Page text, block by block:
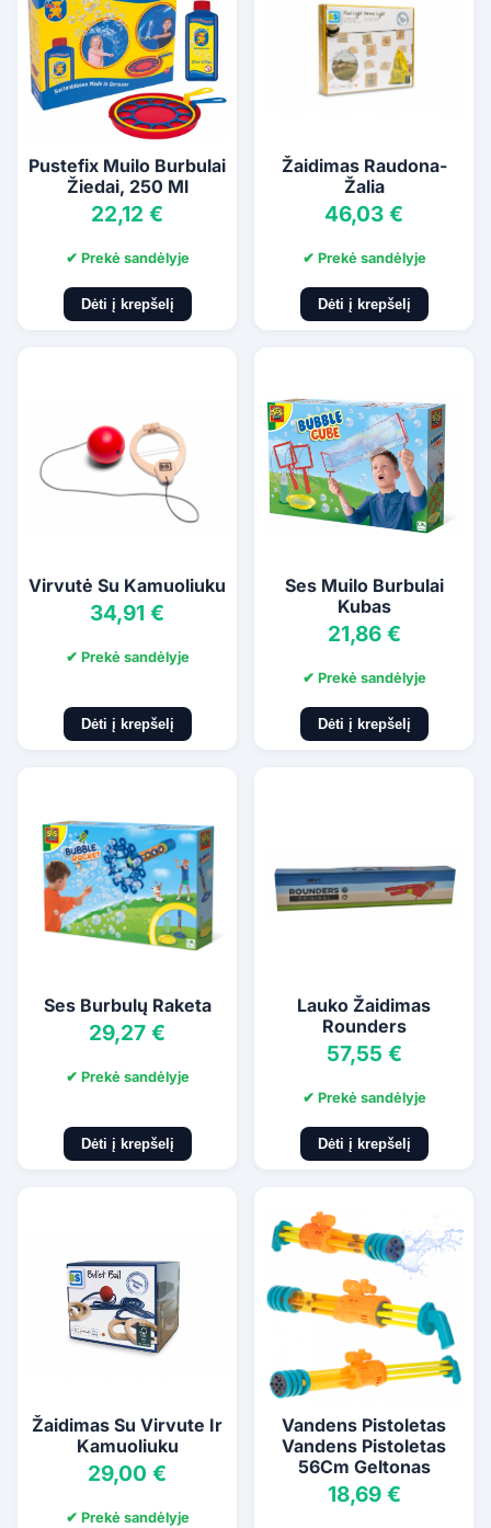
Pustefix Muilo Burbulai
Žiedai, 250 Ml
22,12 €
✔ Prekė sandėlyje
Dėti į krepšelį
Žaidimas Raudona-
Žalia
46,03 €
✔ Prekė sandėlyje
Dėti į krepšelį
Virvutė Su Kamuoliuku
34,91 €
✔ Prekė sandėlyje
Dėti į krepšelį
Ses Muilo Burbulai
Kubas
21,86 €
✔ Prekė sandėlyje
Dėti į krepšelį
Ses Burbulų Raketa
29,27 €
✔ Prekė sandėlyje
Dėti į krepšelį
Lauko Žaidimas
Rounders
57,55 €
✔ Prekė sandėlyje
Dėti į krepšelį
Žaidimas Su Virvute Ir
Kamuoliuku
29,00 €
✔ Prekė sandėlyje
Vandens Pistoletas
Vandens Pistoletas
56Cm Geltonas
18,69 €